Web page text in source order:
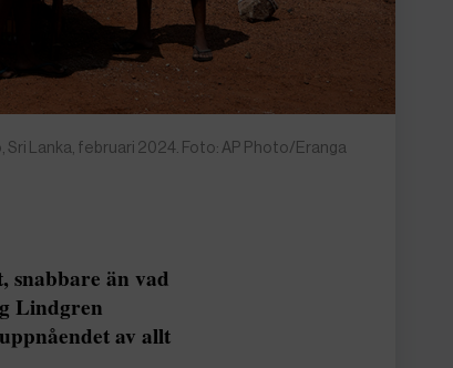
Sri Lanka, februari 2024. Foto: AP Photo/Eranga
snabbare än vad
Lindgren
av allt